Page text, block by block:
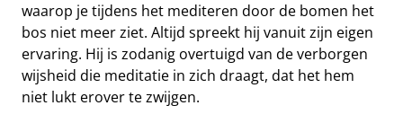
waarop je tijdens het mediteren door de bomen het
bos niet meer ziet. Altijd spreekt hij vanuit zijn eigen
ervaring. Hij is zodanig overtuigd van de verborgen
wijsheid die meditatie in zich draagt, dat het hem
niet lukt erover te zwijgen.